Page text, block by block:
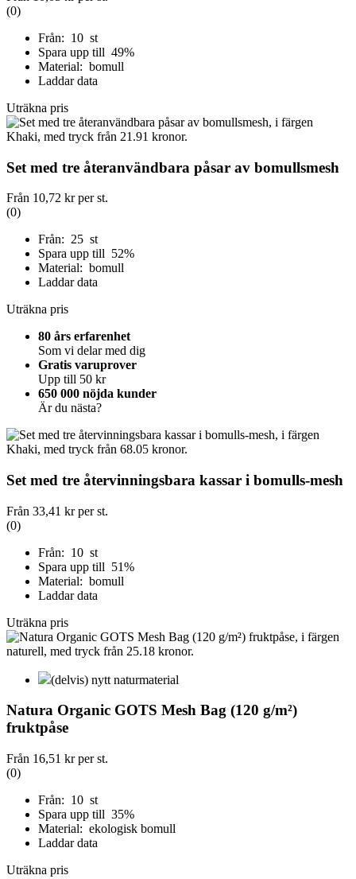
(0)
Från: 10 st
Spara upp till 49%
Material: bomull
Laddar data
Uträkna pris
Set med tre återanvändbara påsar av bomullsmesh
Från 10,72 krper st.
(0)
Från: 25 st
Spara upp till 52%
Material: bomull
Laddar data
Uträkna pris
80 års erfarenhet
Som vi delar med dig
Gratis varuprover
Upp till 50 kr
650 000 nöjda kunder
Är du nästa?
Set med tre återvinningsbara kassar i bomulls-mesh
Från 33,41 krper st.
(0)
Från: 10 st
Spara upp till 51%
Material: bomull
Laddar data
Uträkna pris
(delvis) nytt naturmaterial
Natura Organic GOTS Mesh Bag (120 g/m²)
fruktpåse
Från 16,51 krper st.
(0)
Från: 10 st
Spara upp till 35%
Material: ekologisk bomull
Laddar data
Uträkna pris